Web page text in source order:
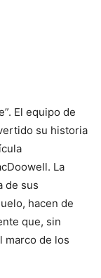
El equipo de
su historia
La
de sus
hacen de
que, sin
marco de los